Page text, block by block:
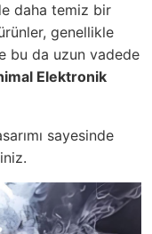
daha temiz bir
genellikle
bu da uzun vadede
Elektronik
sayesinde